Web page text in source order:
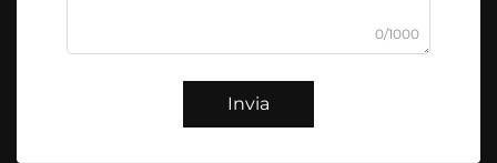
0/1000
Invia